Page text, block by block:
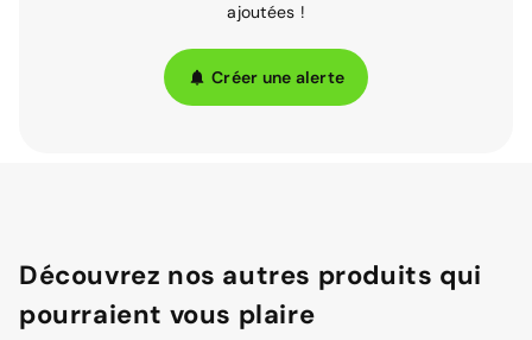
ajoutées !
Créer une alerte
Découvrez nos autres produits qui
pourraient vous plaire